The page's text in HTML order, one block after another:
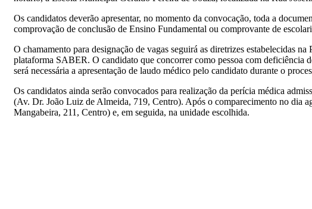
Os candidatos deverão apresentar, no momento da convocação, toda a
comprovação de conclusão de Ensino Fundamental ou comprovante de
O chamamento para designação de vagas seguirá as diretrizes estabelecidas
plataforma SABER. O candidato que concorrer como pessoa com deficiência
será necessária a apresentação de laudo médico pelo candidato durante o
Os candidatos ainda serão convocados para realização da perícia médica
(Av. Dr. João Luiz de Almeida, 719, Centro). Após o comparecimento no dia
Mangabeira, 211, Centro) e, em seguida, na unidade escolhida.